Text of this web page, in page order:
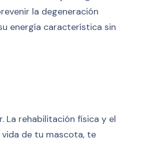
la degeneración
energía característica sin
La rehabilitación física y el
de tu mascota, te